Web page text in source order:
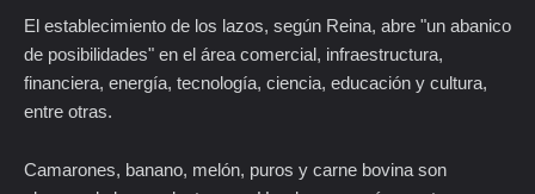
El establecimiento de los lazos, según Reina, abre "un abanico
de posibilidades" en el área comercial, infraestructura,
financiera, energía, tecnología, ciencia, educación y cultura,
entre otras.
Camarones, banano, melón, puros y carne bovina son